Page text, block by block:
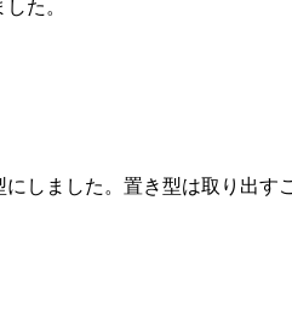
た。
しました。置き型は取り出す